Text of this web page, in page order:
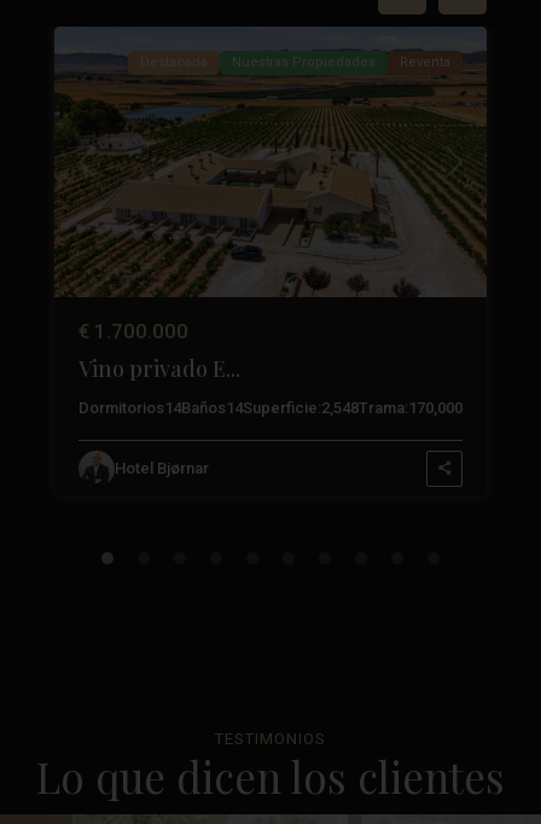
Anterior Próximo
Destacada Nuestras Propiedades Reventa
€ 1.700.000
Vino privado E...
Dormitorios 14Baños 14Superficie:2,548Trama: 170,000
Hotel Bjørnar
TESTIMONIOS
Lo que dicen los clientes